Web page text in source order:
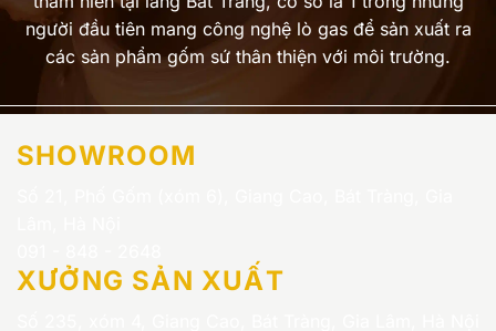
người đầu tiên mang công nghệ lò gas để sản xuất ra
các sản phẩm gốm sứ thân thiện với môi trường.
SHOWROOM
XƯỞNG SẢN XUẤT